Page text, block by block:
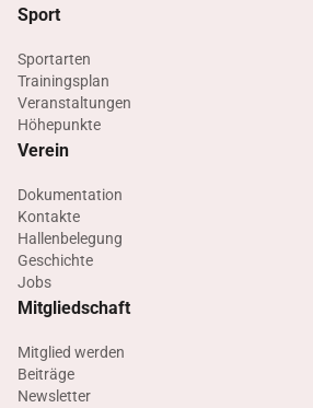
Sport
Sportarten
Trainingsplan
Veranstaltungen
Höhepunkte
Verein
Dokumentation
Kontakte
Hallenbelegung
Geschichte
Jobs
Mitgliedschaft
Mitglied werden
Beiträge
Newsletter